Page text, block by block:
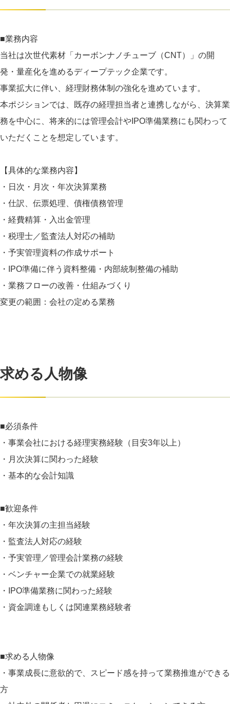
■業務内容
当社は次世代素材「カーボンナノチューブ（CNT）」の開
発・量産化を進めるディープテック企業です。
事業拡大に伴い、経理財務体制の強化を進めています。
本ポジションでは、既存の経理担当者と連携しながら、決算業
務を中心に、将来的には管理会計やIPO準備業務にも関わって
いただくことを想定しています。
【具体的な業務内容】
・日次・月次・年次決算業務
・仕訳、伝票処理、債権債務管理
・経費精算・入出金管理
・税理士／監査法人対応の補助
・予実管理資料の作成サポート
・IPO準備に伴う資料整備・内部統制整備の補助
・業務フローの改善・仕組みづくり
変更の範囲：会社の定める業務
求める人物像
■必須条件
・事業会社における経理実務経験（目安3年以上）
・月次決算に関わった経験
・基本的な会計知識
■歓迎条件
・年次決算の主担当経験
・監査法人対応の経験
・予実管理／管理会計業務の経験
・ベンチャー企業での就業経験
・IPO準備業務に関わった経験
・資金調達もしくは関連業務経験者
■求める人物像
・事業成長に意欲的で、スピード感を持って業務推進ができる
方